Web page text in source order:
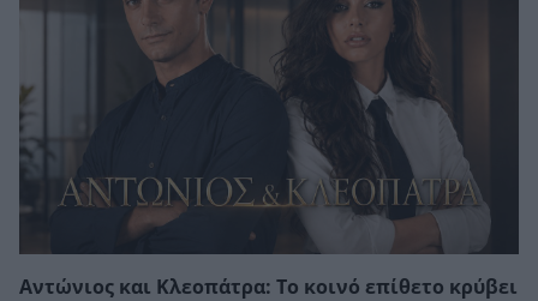
Αντώνιος και Κλεοπάτρα: Το κοινό επίθετο κρύβει